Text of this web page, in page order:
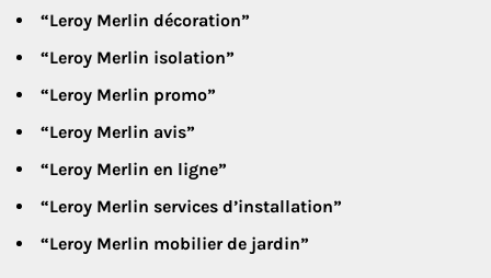
“Leroy Merlin décoration”
“Leroy Merlin isolation”
“Leroy Merlin promo”
“Leroy Merlin avis”
“Leroy Merlin en ligne”
“Leroy Merlin services d’installation”
“Leroy Merlin mobilier de jardin”